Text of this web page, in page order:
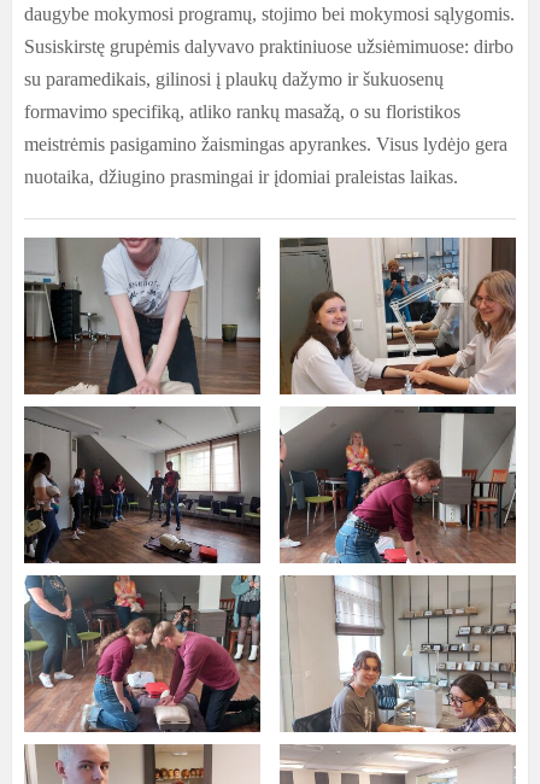
daugybe mokymosi programų, stojimo bei mokymosi sąlygomis.
Susiskirstę grupėmis dalyvavo praktiniuose užsiėmimuose: dirbo
su paramedikais, gilinosi į plaukų dažymo ir šukuosenų
formavimo specifiką, atliko rankų masažą, o su floristikos
meistrėmis pasigamino žaismingas apyrankes. Visus lydėjo gera
nuotaika, džiugino prasmingai ir įdomiai praleistas laikas.